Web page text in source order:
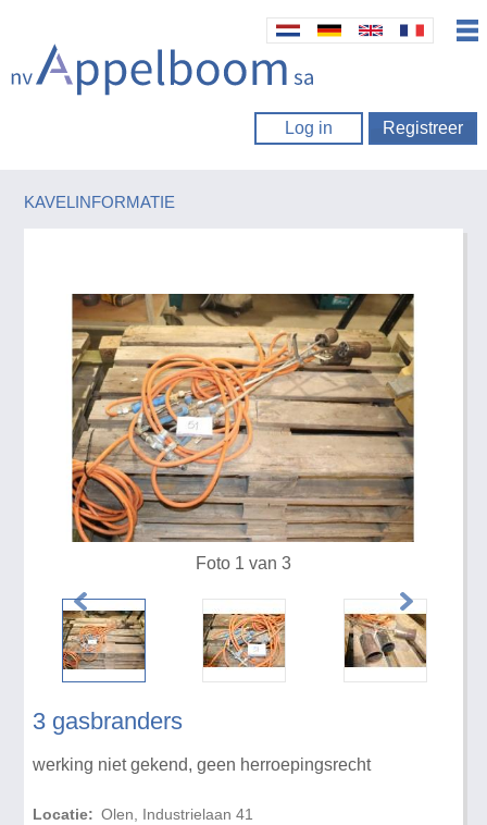
Log in Registreer
KAVELINFORMATIE
3 gasbranders
werking niet gekend, geen herroepingsrecht
Locatie: Olen, Industrielaan 41
Foto 1 van 3